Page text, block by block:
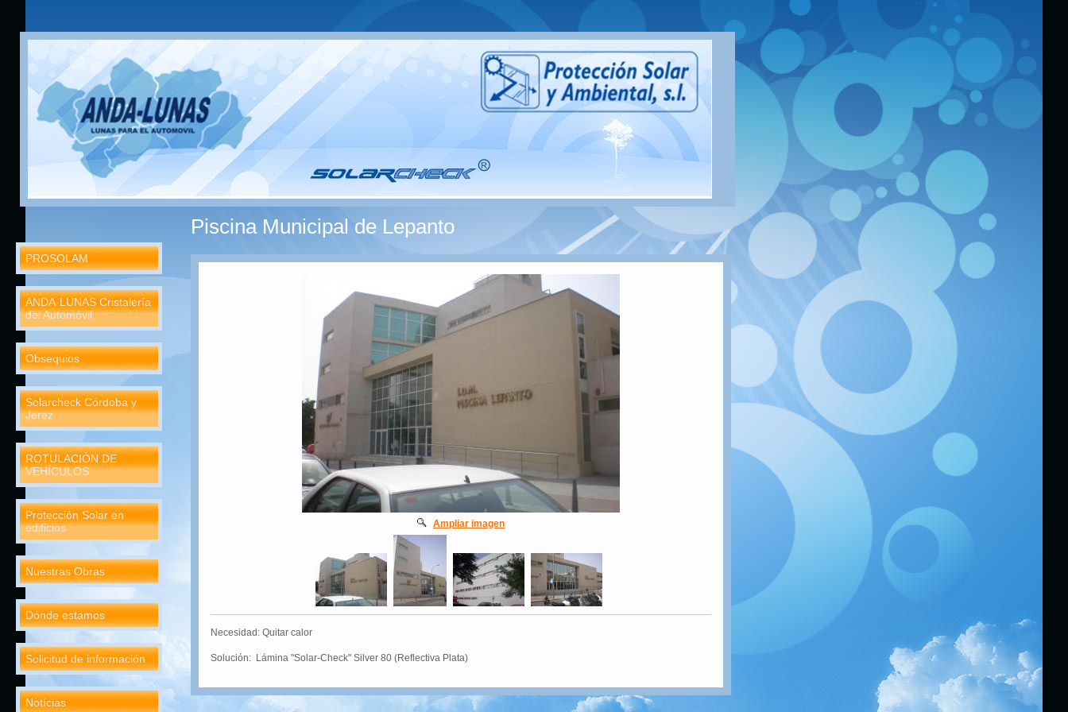
PROSOLAM
ANDA-LUNAS Cristalería
del Automóvil
Obsequios
Solarcheck Córdoba y
Jerez
ROTULACIÓN DE
VEHÍCULOS
Protección Solar en
edificios
Nuestras Obras
Dónde estamos
Solicitud de información
Notícias
Piscina Municipal de Lepanto
Ampliar imagen
Necesidad: Quitar calor
Solución: Lámina "Solar-Check" Silver 80 (Reflectiva Plata)